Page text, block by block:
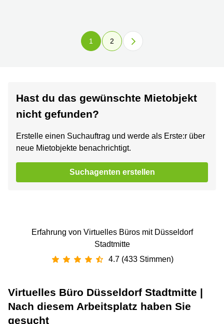
1 2
Hast du das gewünschte Mietobjekt
nicht gefunden?
Erstelle einen Suchauftrag und werde als Erste:r über
neue Mietobjekte benachrichtigt.
Suchagenten erstellen
Erfahrung von Virtuelles Büros mit Düsseldorf
Stadtmitte
4.7 (433 Stimmen)
Virtuelles Büro Düsseldorf Stadtmitte |
Nach diesem Arbeitsplatz haben Sie
gesucht